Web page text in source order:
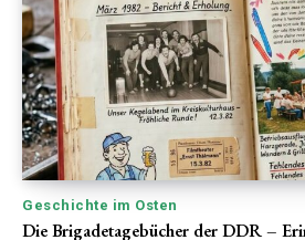
Geschichte im Osten
Die Brigadetagebücher der DDR –